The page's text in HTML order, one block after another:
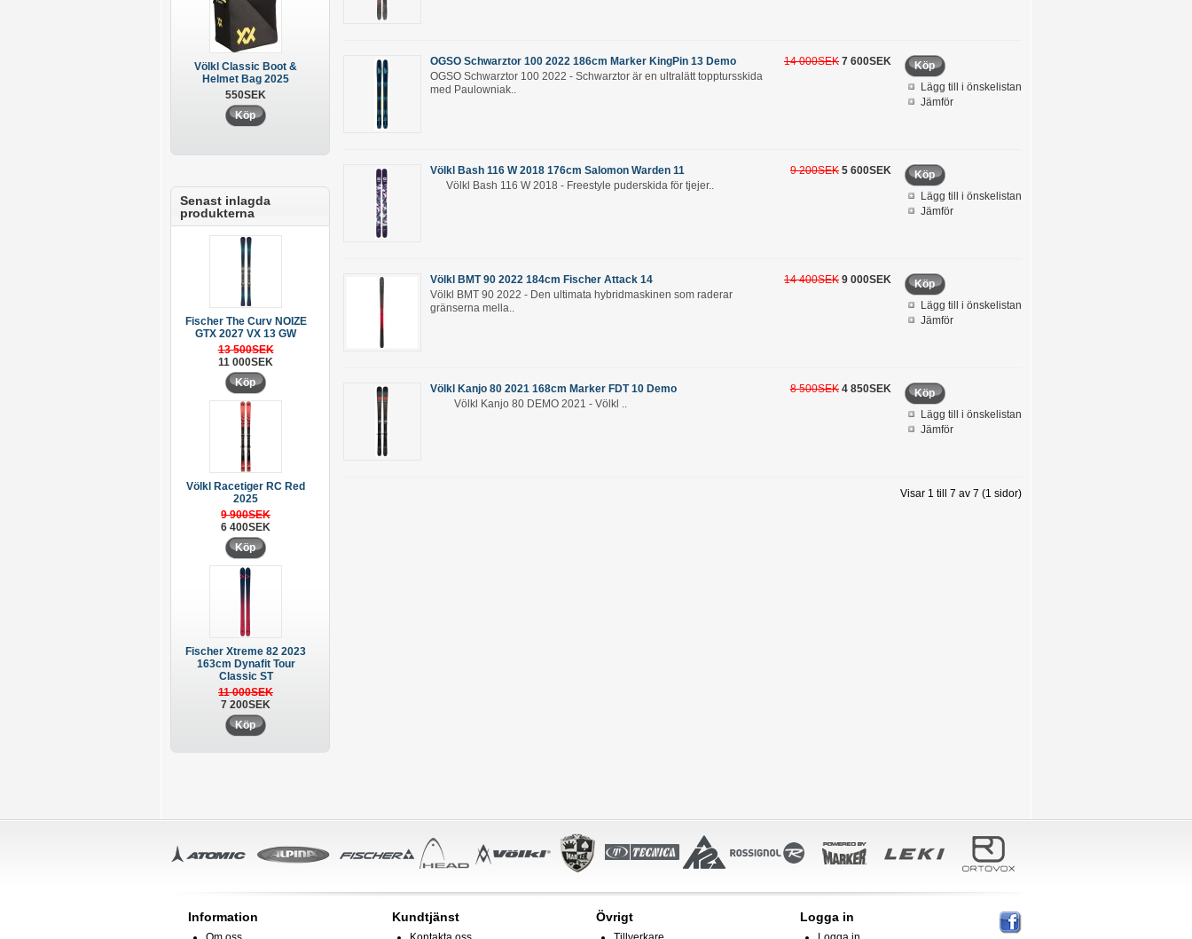
Völkl Classic Boot &
Helmet Bag 2025
550SEK
Köp
Senast inlagda
produkterna
Fischer The Curv NOIZE
GTX 2027 VX 13 GW
13 500SEK
11 000SEK
Köp
Völkl Racetiger RC Red
2025
9 900SEK
6 400SEK
Köp
Fischer Xtreme 82 2023
163cm Dynafit Tour
Classic ST
11 000SEK
7 200SEK
Köp
Köp
Lägg till i önskelistan
Jämför
14 000SEK 7 600SEK
OGSO Schwarztor 100 2022 186cm Marker KingPin 13 Demo
OGSO Schwarztor 100 2022 - Schwarztor är en ultralätt topptursskida
med Paulowniak..
Köp
Lägg till i önskelistan
Jämför
9 200SEK 5 600SEK
Völkl Bash 116 W 2018 176cm Salomon Warden 11
Völkl Bash 116 W 2018 - Freestyle puderskida för tjejer..
Köp
Lägg till i önskelistan
Jämför
14 400SEK 9 000SEK
Völkl BMT 90 2022 184cm Fischer Attack 14
Völkl BMT 90 2022 - Den ultimata hybridmaskinen som raderar
gränserna mella..
Köp
Lägg till i önskelistan
Jämför
8 500SEK 4 850SEK
Völkl Kanjo 80 2021 168cm Marker FDT 10 Demo
Völkl Kanjo 80 DEMO 2021 - Völkl ..
Visar 1 till 7 av 7 (1 sidor)
Information Kundtjänst Övrigt Logga in